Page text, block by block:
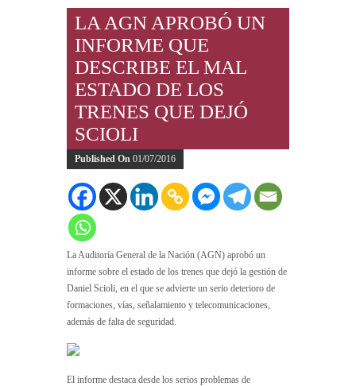
LA AGN APROBÓ UN
INFORME QUE
DESCRIBE EL MAL
ESTADO DE LOS
TRENES QUE DEJÓ
SCIOLI
Published On 01/07/2016
La Auditoría General de la Nación (AGN) aprobó un
informe sobre el estado de los trenes que dejó la gestión de
Daniel Scioli, en el que se advierte un serio deterioro de
formaciones, vías, señalamiento y telecomunicaciones,
además de falta de seguridad.
El informe destaca desde los serios problemas de